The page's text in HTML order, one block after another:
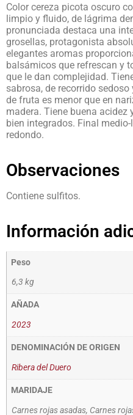
Color cereza picota oscuro
limpio y fluido, de lágrima
pronunciada destaca una
grosellas, protagonista
elegantes aromas
balsámicos que refrescan y
que le dan complejidad.
sabrosa, de recorrido
de fruta es menor que en
madera. Tiene buena
bien integrados. Final
redondo.
Observaciones
Contiene sulfitos.
Información
Peso
6,3 kg
AÑADA
2023
DENOMINACIÓN DE ORIGEN
Ribera del Duero
MARIDAJE
Carnes rojas asadas, Carnes